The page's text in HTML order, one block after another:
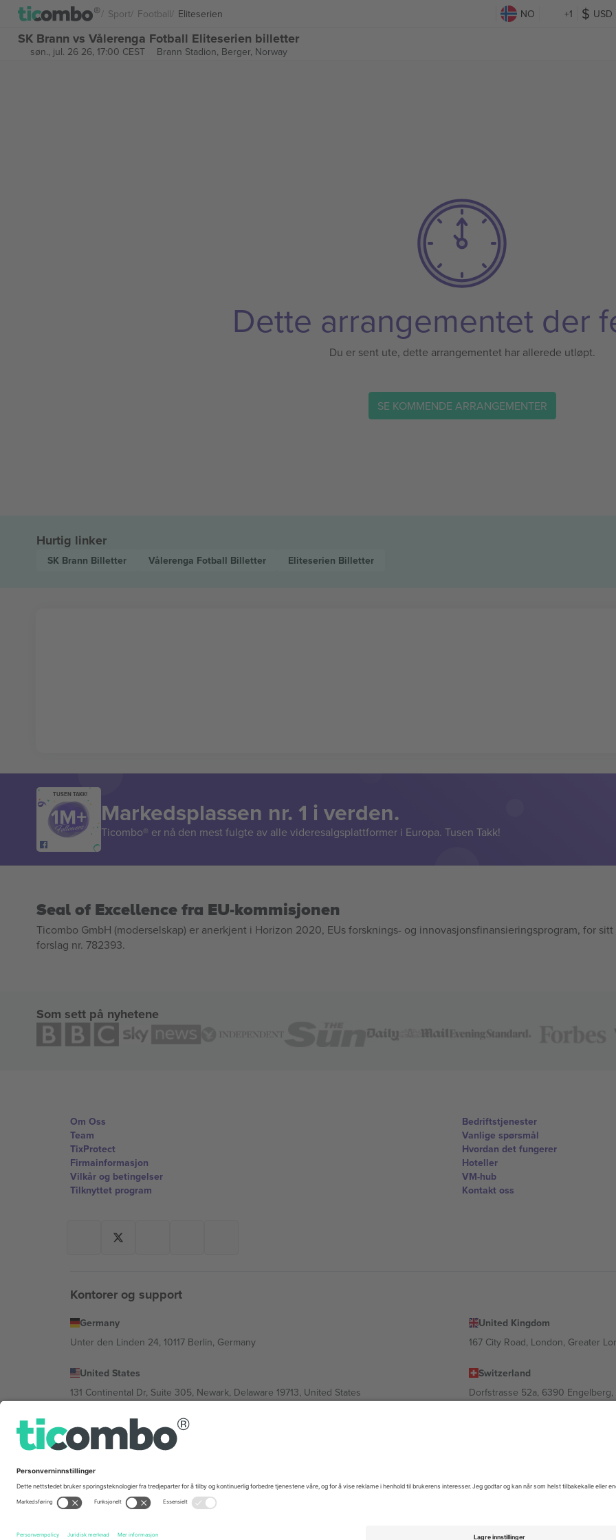
Sport Football Eliteserien NO +1 USD
SK Brann vs Vålerenga Fotball Eliteserien billetter
søn., jul. 26 26, 17:00 CEST Brann Stadion, Berger, Norway
Dette arrangementet der
Du er sent ute, dette arrangementet har allerede utløpt.
SE KOMMENDE ARRANGEMENTER
Hurtig linker
SK Brann Billetter Vålerenga Fotball Billetter Eliteserien Billetter
TUSEN TAKK!
Markedsplassen nr. 1 i verden.
Ticombo® er nå den mest fulgte av alle videresalgsplattformer i Europa. Tusen Takk!
Seal of Excellence fra EU-kommisjonen
Ticombo GmbH (moderselskap) er anerkjent i Horizon 2020, EUs forsknings- og innovasjonsfinansieringsprogram, for sitt
forslag nr. 782393.
Som sett på nyhetene
Om Oss
Team
TixProtect
Firmainformasjon
Vilkår og betingelser
Tilknyttet program
Bedriftstjenester
Vanlige spørsmål
Hvordan det fungerer
Hoteller
VM-hub
Kontakt oss
Kontorer og support
Germany
Unter den Linden 24, 10117 Berlin, Germany
United Kingdom
167 City Road, London, Greater
United States
131 Continental Dr, Suite 305, Newark, Delaware 19713, United States
Switzerland
Dorfstrasse 52a, 6390 Engelberg,
Bulgaria
Regus Sofia City West, bul Totleben 53-55, 1606 Sofia, Bulgaria
Mexico
Av Chapultepec 360, Roma Norte, Cuauhtémoc, 06700 Ciudad de México, CDMX, Mexico
Vilkår.© 2026 Ticombo. Alle rettigheter reservert.